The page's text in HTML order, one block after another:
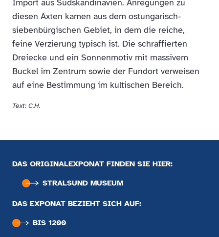
Import aus Südskandinavien. Anregungen zu
diesen Äxten kamen aus dem ostungarisch-
siebenbürgischen Gebiet, in dem die reiche,
feine Verzierung typisch ist. Die schraffierten
Dreiecke und ein Sonnenmotiv mit massivem
Buckel im Zentrum sowie der Fundort verweisen
auf eine Bestimmung im kultischen Bereich.
Text: C.H.
DAS ORIGINALEXPONAT FINDEN SIE HIER:
STRALSUND MUSEUM
DAS EXPONAT BEZIEHT SICH AUF:
BIS 1200